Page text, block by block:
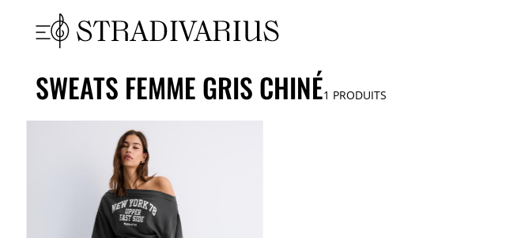
SWEATS FEMME GRIS CHINÉ1 PRODUITS